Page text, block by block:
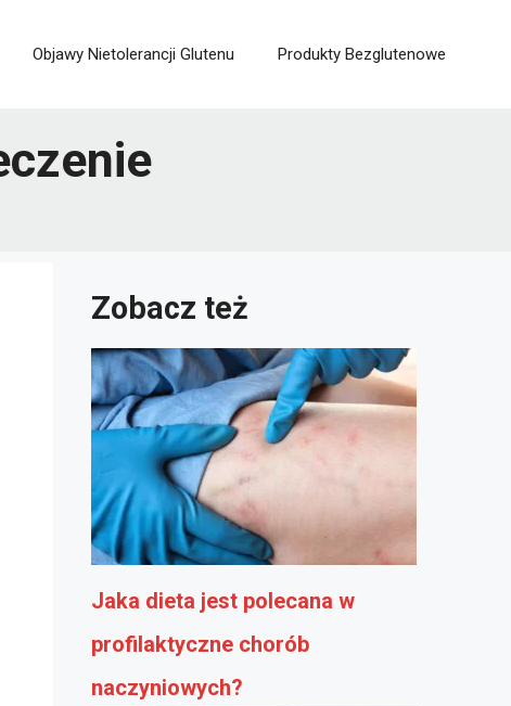
Objawy Nietolerancji Glutenu Produkty Bezglutenowe
Zobacz też
Jaka dieta jest polecana w
profilaktyczne chorób
naczyniowych?